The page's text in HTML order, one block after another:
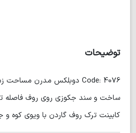
توضیحات
کابینت ترک‌ روف گاردن با ویوی